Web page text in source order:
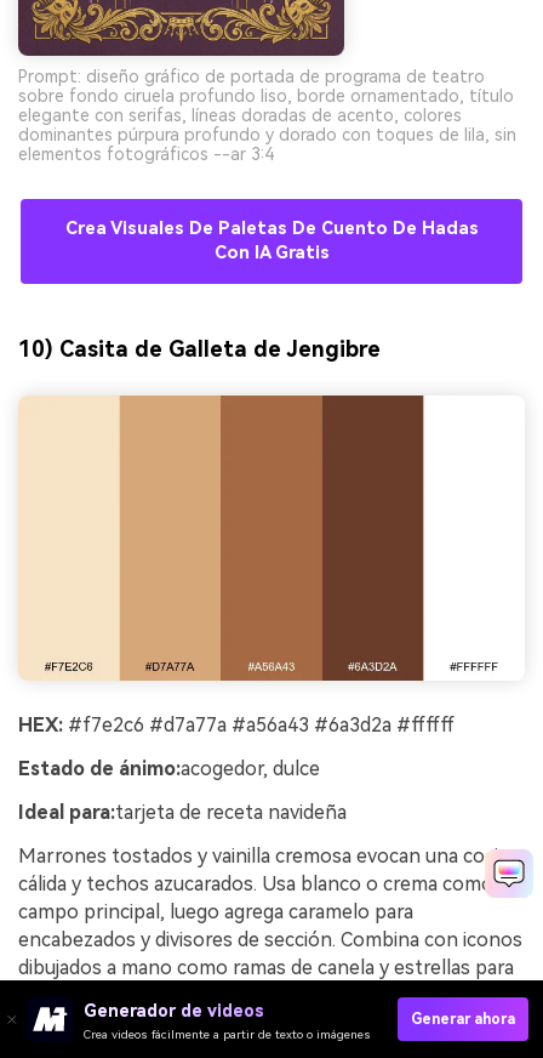
Prompt: diseño gráfico de portada de programa de teatro
sobre fondo ciruela profundo liso, borde ornamentado, título
elegante con serifas, líneas doradas de acento, colores
dominantes púrpura profundo y dorado con toques de lila, sin
elementos fotográficos --ar 3:4
Crea Visuales De Paletas De Cuento De Hadas
Con IA Gratis
10) Casita de Galleta de Jengibre
HEX: #f7e2c6 #d7a77a #a56a43 #6a3d2a #ffffff
Estado de ánimo:acogedor, dulce
Ideal para:tarjeta de receta navideña
Marrones tostados y vainilla cremosa evocan una cocina
cálida y techos azucarados. Usa blanco o crema como
campo principal, luego agrega caramelo para
encabezados y divisores de sección. Combina con iconos
dibujados a mano como ramas de canela y estrellas para
darle encanto. Consejo: usa el marrón más oscuro solo
para texto pequeño y unidades de medida para preservar
Generador de videos
Crea videos fácilmente a partir de texto o imágenes
Generar ahora